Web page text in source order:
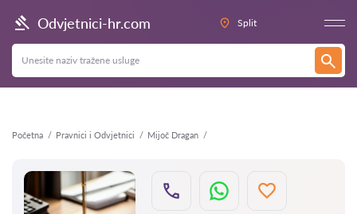
Odvjetnici-hr.com Split
Početna Pravnici i Odvjetnici Mijoč Dragan
Natrag